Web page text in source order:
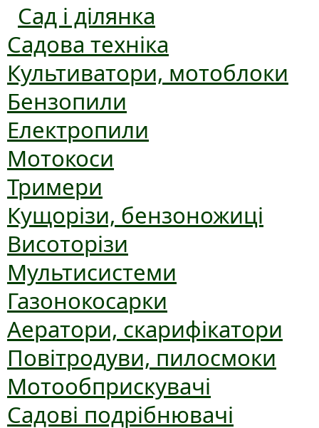
Сад і ділянка
Садова техніка
Культиватори, мотоблоки
Бензопили
Електропили
Мотокоси
Тримери
Кущорізи, бензоножиці
Висоторізи
Мультисистеми
Газонокосарки
Аератори, скарифікатори
Повітродуви, пилосмоки
Мотообприскувачі
Садові подрібнювачі